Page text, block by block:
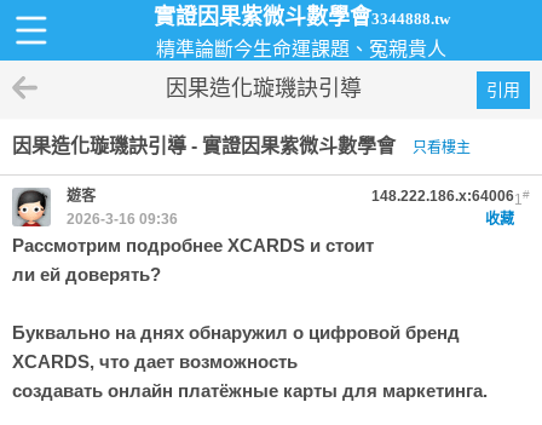
實證因果紫微斗數學會3344888.tw
精準論斷今生命運課題、冤親貴人
引用
因果造化璇璣訣引導
因果造化璇璣訣引導 - 實證因果紫微斗數學會 只看樓主
1#
遊客
148.222.186.x:64006
收藏
2026-3-16 09:36
Рассмотрим подробнее XCARDS и стоит
ли ей доверять?
Буквально на днях обнаружил о цифровой бренд
XCARDS, что дает возможность
создавать онлайн платёжные карты для маркетинга.